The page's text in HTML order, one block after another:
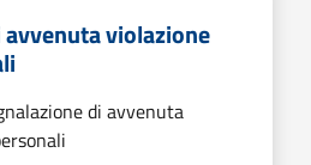
violazione
di avvenuta